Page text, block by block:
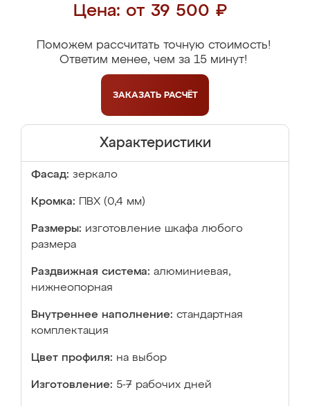
Цена: от 39 500 ₽
Поможем рассчитать точную стоимость!
Ответим менее, чем за 15 минут!
ЗАКАЗАТЬ РАСЧЁТ
Характеристики
Фасад: зеркало
Кромка: ПВХ (0,4 мм)
Размеры: изготовление шкафа любого
размера
Раздвижная система: алюминиевая,
нижнеопорная
Внутреннее наполнение: стандартная
комплектация
Цвет профиля: на выбор
Изготовление: 5-7 рабочих дней